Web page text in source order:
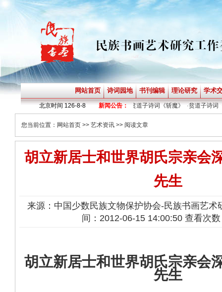
网站首页 诗词园地 书刊编辑 理论研究 学术
北京时间 126-8-8 新闻公告：
词《不赶路》 ·贫道子诗词《暗夜乎》·贫道子诗词《斩魔》·贫道子诗词《成道
您当前位置： 网站首页 >> 艺术资讯 >> 阅读文章
胡立新居士和世界胡氏宗亲会
先生
来源：中国少数民族文物保护协会-民族书画艺术
间：2012-06-15 14:00:50 查看次
胡立新居士和世界胡氏宗亲会
先生